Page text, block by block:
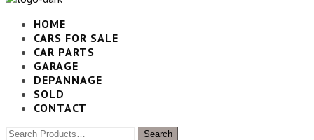
HOME
CARS FOR SALE
CAR PARTS
GARAGE
DEPANNAGE
SOLD
CONTACT